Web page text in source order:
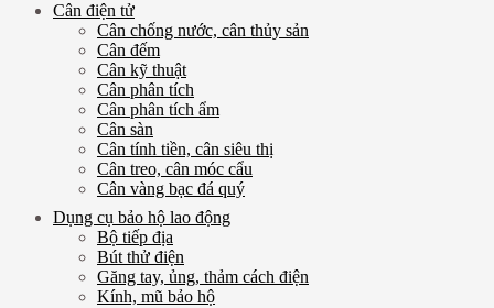
Cân điện tử
Cân chống nước, cân thủy sản
Cân đếm
Cân kỹ thuật
Cân phân tích
Cân phân tích ẩm
Cân sàn
Cân tính tiền, cân siêu thị
Cân treo, cân móc cẩu
Cân vàng bạc đá quý
Dụng cụ bảo hộ lao động
Bộ tiếp địa
Bút thử điện
Găng tay, ủng, thảm cách điện
Kính, mũ bảo hộ